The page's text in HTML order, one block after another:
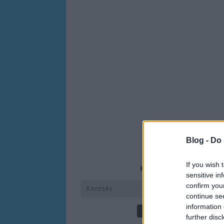
Blog -
If you wish
sensitive
confirm
continue
information
further
KERESÉS